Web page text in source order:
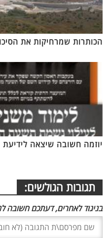
הכותרות שמרחיקות את
יוזמה חשובה שיצאה
תגובות הגולשים:
בניגוד לאחרים, דעתכם חשובה